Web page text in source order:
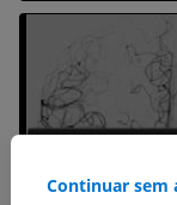
Continuar sem